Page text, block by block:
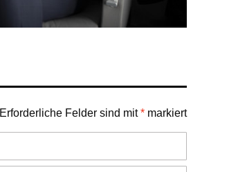
Erforderliche Felder sind mit* markiert